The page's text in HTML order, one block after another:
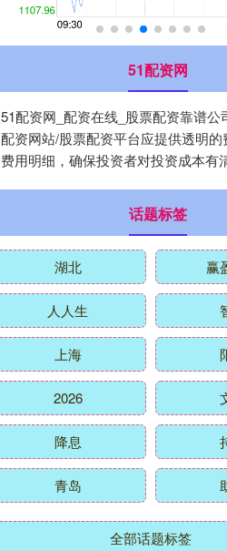
51配资网
51配资网_配资在线_股票配资靠谱公
配资网站/股票配资平台应提供透明的
费用明细，确保投资者对投资成本有
话题标签
湖北 赢
人人生
上海
2026
降息
青岛
全部话题标签